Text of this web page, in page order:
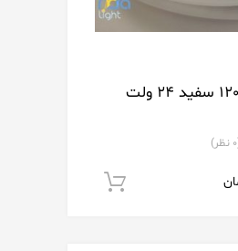
ریسه تراکم 120 سفید 24 ولت